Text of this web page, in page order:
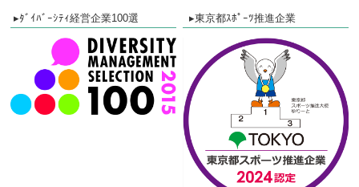
▸ﾀﾞｲﾊﾞｰｼﾃｨ経営企業100選 ▸東京都ｽﾎﾟｰﾂ推進企業